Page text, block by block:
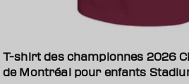
T-shirt des championnes 2026
de Montréal pour enfants